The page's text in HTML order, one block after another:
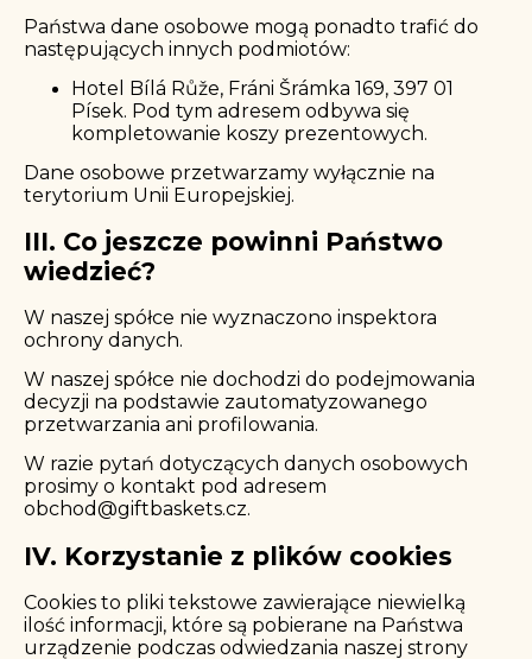
Państwa dane osobowe mogą ponadto trafić do
następujących innych podmiotów:
Hotel Bílá Růže, Fráni Šrámka 169, 397 01
Písek. Pod tym adresem odbywa się
kompletowanie koszy prezentowych.
Dane osobowe przetwarzamy wyłącznie na
terytorium Unii Europejskiej.
III. Co jeszcze powinni Państwo
wiedzieć?
W naszej spółce nie wyznaczono inspektora
ochrony danych.
W naszej spółce nie dochodzi do podejmowania
decyzji na podstawie zautomatyzowanego
przetwarzania ani profilowania.
W razie pytań dotyczących danych osobowych
prosimy o kontakt pod adresem
obchod@giftbaskets.cz.
IV. Korzystanie z plików cookies
Cookies to pliki tekstowe zawierające niewielką
ilość informacji, które są pobierane na Państwa
urządzenie podczas odwiedzania naszej strony